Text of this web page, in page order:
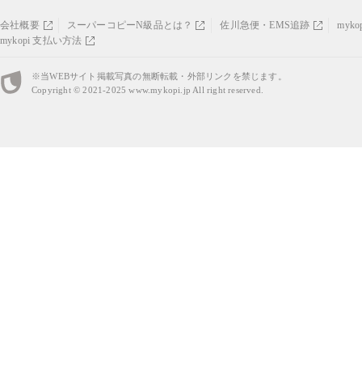
会社概要 スーパーコピーN級品とは？ 佐川急便・EMS追跡
mykopi 支払い方法
※当WEBサイト掲載写真の無断転載・外部リンクを禁じます。
Copyright © 2021-2025www.mykopi.jp All right reserved.